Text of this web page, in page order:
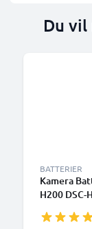
Du vil
BATTERIER
Kamera
H200 DSC-